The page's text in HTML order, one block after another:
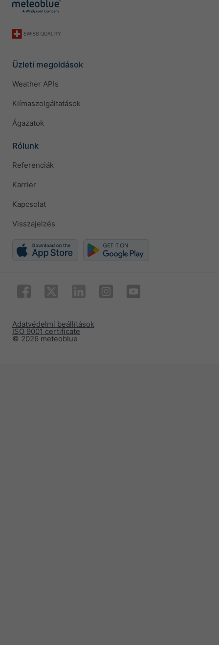
Üzleti megoldások
Weather APIs
Klímaszolgáltatások
Ágazatok
Rólunk
Referenciák
Karrier
Kapcsolat
Visszajelzés
© 2026 meteoblue
ISO 9001 certificate
Adatvédelmi beállítások